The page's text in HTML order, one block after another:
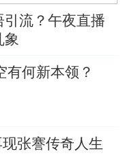
引流？午夜直播
象
有何新本领？
张謇传奇人生